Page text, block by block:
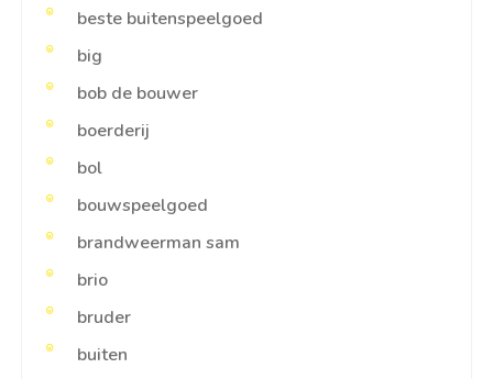
beste buitenspeelgoed
big
bob de bouwer
boerderij
bol
bouwspeelgoed
brandweerman sam
brio
bruder
buiten